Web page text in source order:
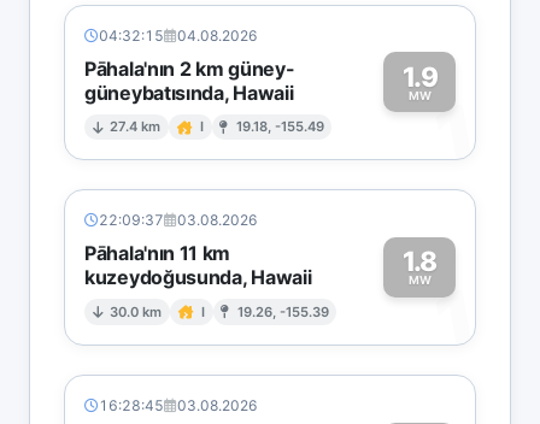
04:32:15 04.08.2026
Pāhala'nın 2 km güney-
güneybatısında, Hawaii
27.4 km I 19.18, -155.49
1.9
MW1
22:09:37 03.08.2026
Pāhala'nın 11 km
kuzeydoğusunda, Hawaii
30.0 km I 19.26, -155.39
1.8
MW1
16:28:45 03.08.2026